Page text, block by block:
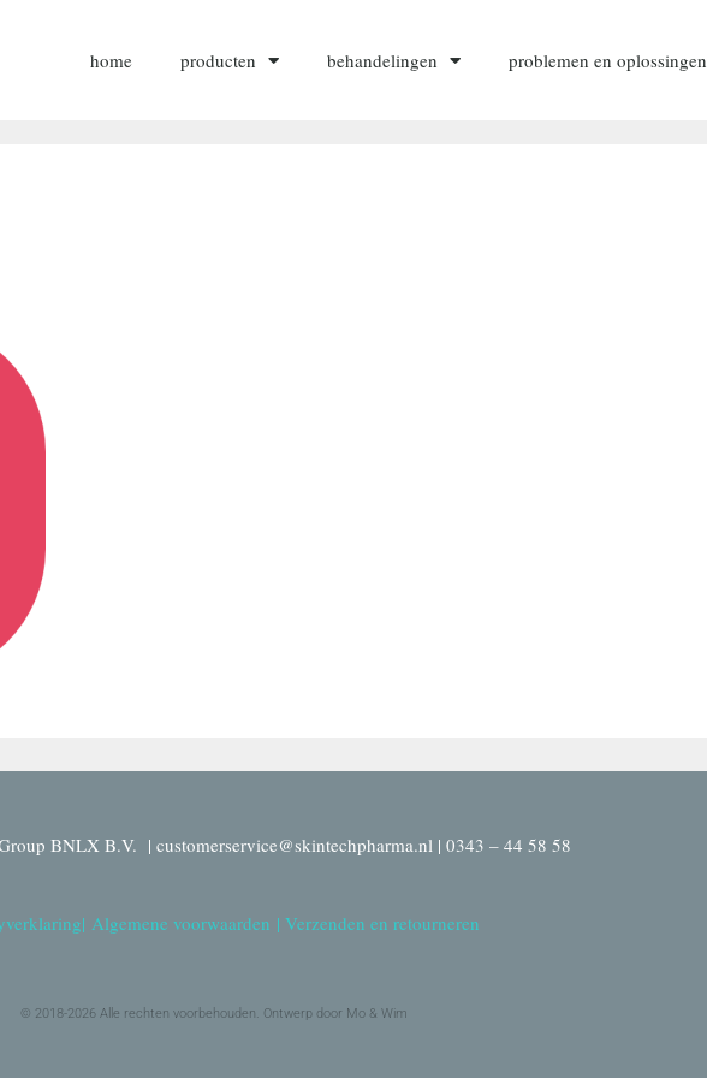
home producten behandelingen problemen en oplossingen
BNLX B.V. | customerservice@skintechpharma.nl | 0343 – 44 58 58
| Algemene voorwaarden | Verzenden en retourneren
© 2018-2026 Alle rechten voorbehouden. Ontwerp door Mo & Wim